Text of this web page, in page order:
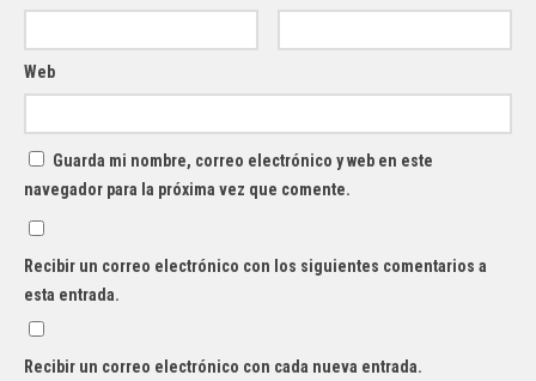
Web
Guarda mi nombre, correo electrónico y web en este
navegador para la próxima vez que comente.
Recibir un correo electrónico con los siguientes comentarios a
esta entrada.
Recibir un correo electrónico con cada nueva entrada.